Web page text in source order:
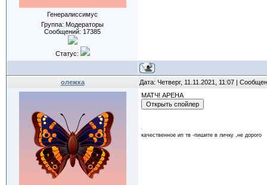
Генералиссимус
Группа: Модераторы
Сообщений: 17385
Статус:
олежка Дата: Четверг, 11.11.2021, 11:07 |
МАТЧ! АРЕНА
качественное ип тв -пишите в личку ,не дорого